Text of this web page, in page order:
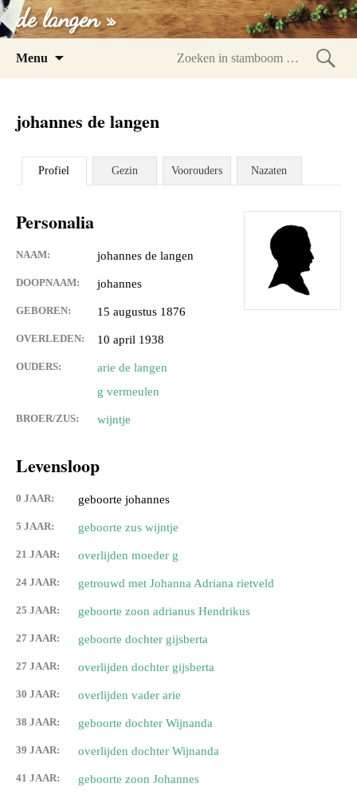
de langen »
Menu
johannes de langen
Profiel Gezin Voorouders Nazaten
Personalia
NAAM: johannes de langen
DOOPNAAM: johannes
GEBOREN: 15 augustus 1876
OVERLEDEN: 10 april 1938
OUDERS:
arie de langen
g vermeulen
BROER/ZUS: wijntje
Levensloop
0 JAAR: geboorte johannes
5 JAAR: geboorte zus wijntje
21 JAAR: overlijden moeder g
24 JAAR: getrouwd met Johanna Adriana rietveld
25 JAAR: geboorte zoon adrianus Hendrikus
27 JAAR: geboorte dochter gijsberta
27 JAAR: overlijden dochter gijsberta
30 JAAR: overlijden vader arie
38 JAAR: geboorte dochter Wijnanda
39 JAAR: overlijden dochter Wijnanda
41 JAAR: geboorte zoon Johannes